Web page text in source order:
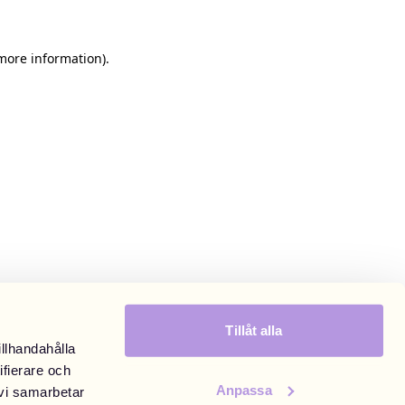
och
samarbetar
Tillåt alla
Anpassa
information).